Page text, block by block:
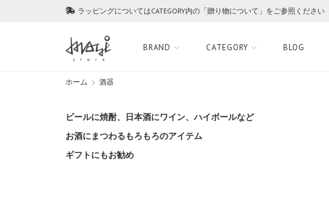
ラッピングについてはCATEGORY内の「贈り物について」をご参照ください
BRAND CATEGORY BLOG
ホーム 酒器
ビールに焼酎、日本酒にワイン、ハイボールなど
お酒にまつわるもろもろのアイテム
ギフトにもお勧め